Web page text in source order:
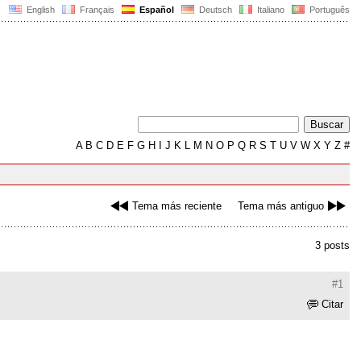
English Français Español Deutsch Italiano Português
AB C D E F G H J K L M N O P Q R S T U V W X Y Z #
Tema más reciente Tema más antiguo
3 posts
#1
Citar